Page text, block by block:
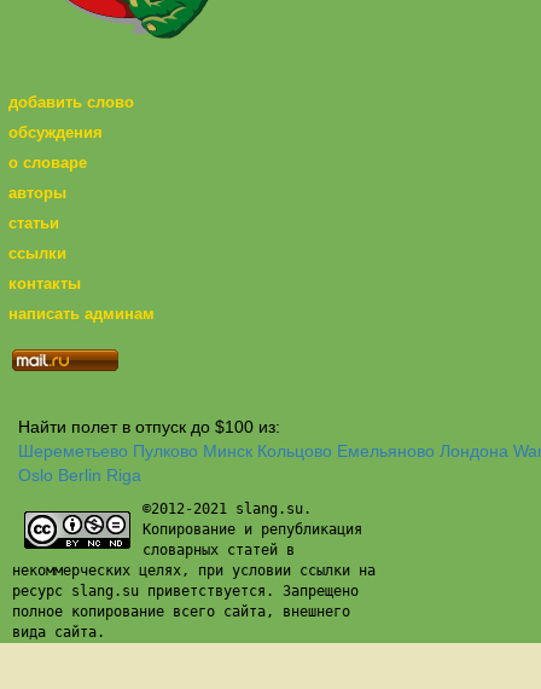
добавить слово
обсуждения
о словаре
авторы
статьи
ссылки
контакты
написать админам
Найти полет в отпуск до $100 из:
Шереметьево Пулково Минск Кольцово Емельяново Лондона
Oslo Berlin Riga
©2012-2021 slang.su.
Копирование и републикация
словарных статей в
некоммерческих целях, при условии ссылки на
ресурс slang.su приветствуется. Запрещено
полное копирование всего сайта, внешнего
вида сайта.